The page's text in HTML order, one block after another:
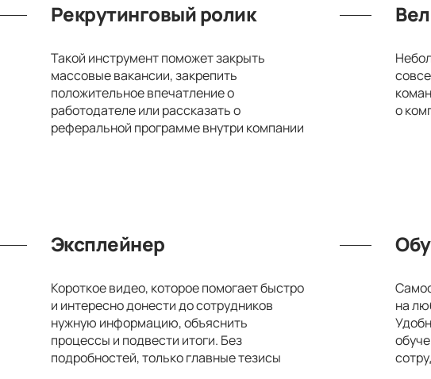
Рекрутинговый ролик
Такой инструмент поможет закрыть
массовые вакансии, закрепить
положительное впечатление о
работодателе или рассказать о
реферальной программе внутри компании
о
Эксплейнер
Короткое видео, которое помогает быстро
и интересно донести до сотрудников
нужную информацию, объяснить
процессы и подвести итоги. Без
подробностей, только главные тезисы
на